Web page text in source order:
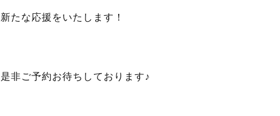
新たな応援をいたします！
是非ご予約お待ちしております♪